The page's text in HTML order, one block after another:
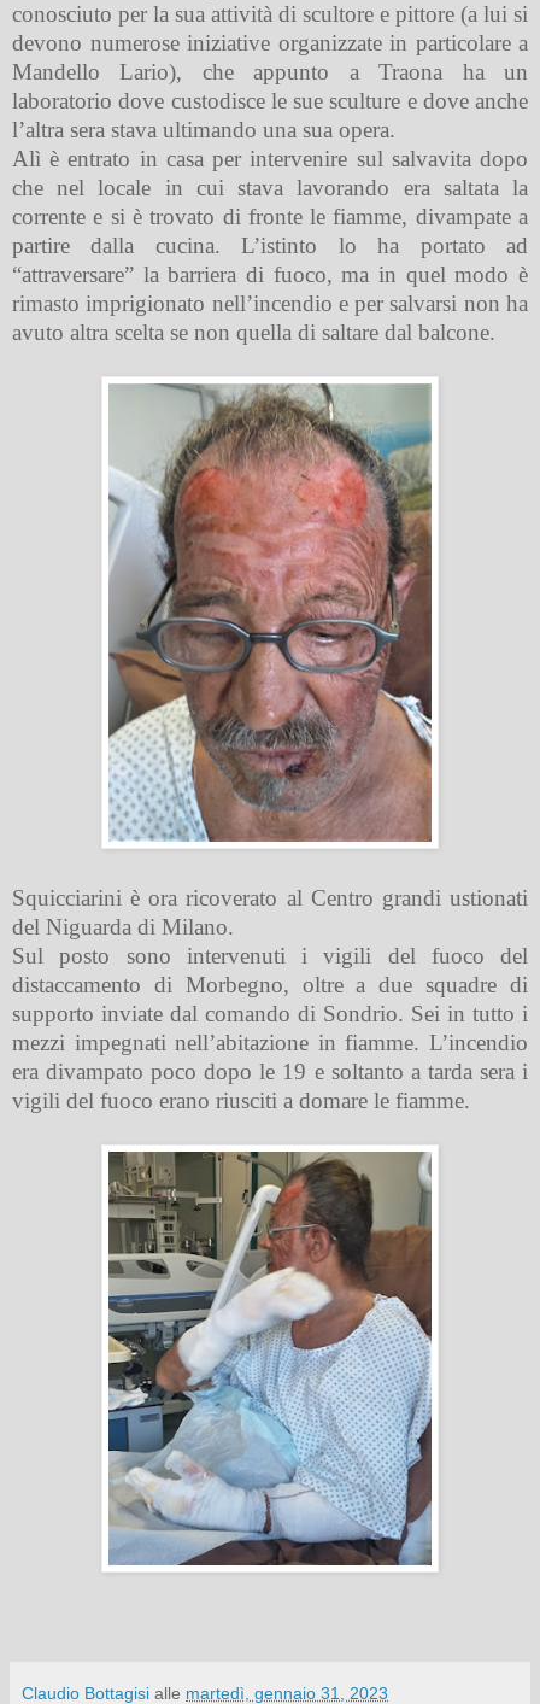
conosciuto per la sua attività di scultore e pittore (a lui si
devono numerose iniziative organizzate in particolare a
Mandello Lario), che appunto a Traona ha un
laboratorio dove custodisce le sue sculture e dove anche
l’altra sera stava ultimando una sua opera.
Alì è entrato in casa per intervenire sul salvavita dopo
che nel locale in cui stava lavorando era saltata la
corrente e si è trovato di fronte le fiamme, divampate a
partire dalla cucina. L’istinto lo ha portato ad
“attraversare” la barriera di fuoco, ma in quel modo è
rimasto imprigionato nell’incendio e per salvarsi non ha
avuto altra scelta se non quella di saltare dal balcone.
Squicciarini è ora ricoverato al Centro grandi ustionati
del Niguarda di Milano.
Sul posto sono intervenuti i vigili del fuoco del
distaccamento di Morbegno, oltre a due squadre di
supporto inviate dal comando di Sondrio. Sei in tutto i
mezzi impegnati nell’abitazione in fiamme. L’incendio
era divampato poco dopo le 19 e soltanto a tarda sera i
vigili del fuoco erano riusciti a domare le fiamme.
Claudio Bottagisi alle martedì, gennaio 31, 2023